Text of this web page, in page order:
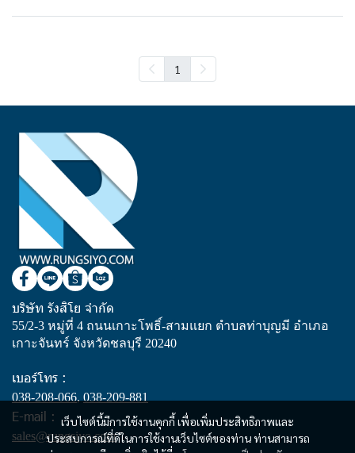
1
เว็บไซต์นี้มีการใช้งานคุกกี้ เพื่อเพิ่มประสิทธิภาพและ
ประสบการณ์ที่ดีในการใช้งานเว็บไซต์ของท่าน ท่านสามารถ
บริษัท รังสิโย จำกัด
55/2-3 หมู่ที่ 4 ถนนเกาะโพธิ์-สามแยก ตำบลท่าบุญมี อำเภอ
เกาะจันทร์ จังหวัดชลบุรี 20240
เบอร์โทร :
038-208-066, 038-209-881
E-mail :
sales@rungsiyo.com